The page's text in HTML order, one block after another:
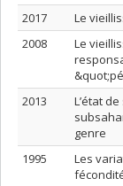
2017
Le
2008
Le
2013
L’état
genre
1995
Les